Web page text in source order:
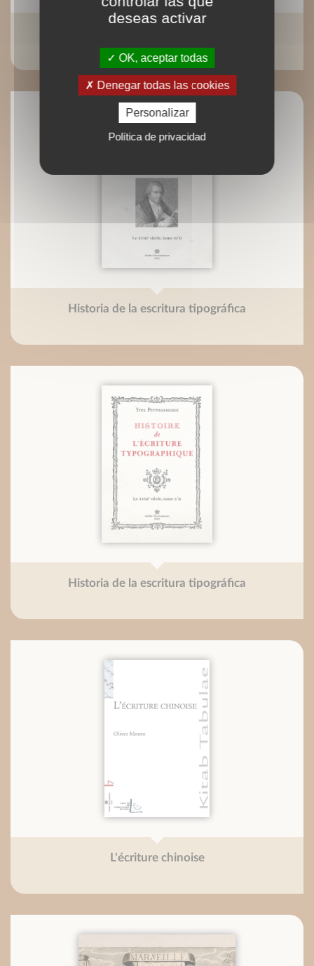
Pierre Gastal
Historia de la escritura tipográfica
Historia de la escritura tipográfica
L'écriture chinoise
deseas activar
OK, aceptar todas
Denegar todas las cookies
Personalizar
Política de privacidad